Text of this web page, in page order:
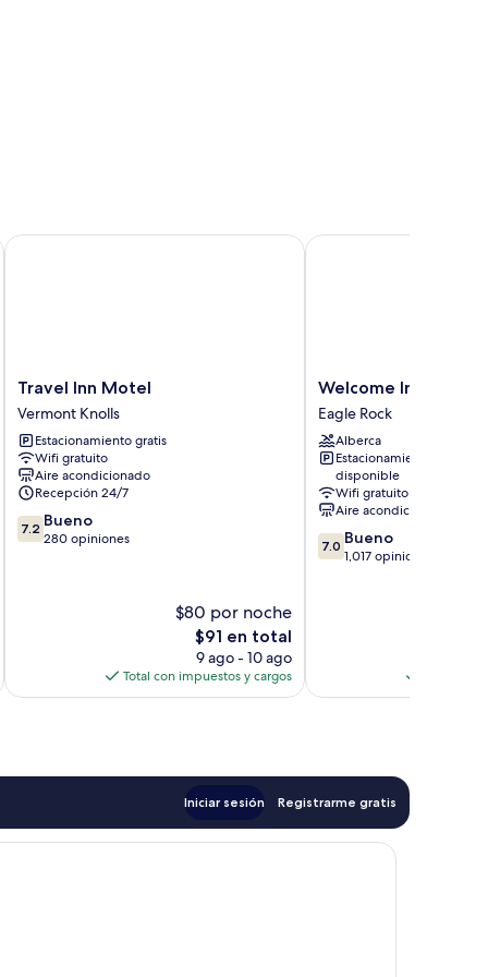
Travel
Inn
Motel
Vermont
Knolls
Travel Inn Motel
Vermont Knolls
Estacionamiento gratis
Wifi gratuito
Aire acondicionado
Recepción 24/7
7.2
de
7.2 Bueno
280 opiniones
$80 por noche
El
precio
actual
es
$91 en total
9 ago - 10 ago
Total con impuestos y cargos
Travel Inn Motel
Welcome
Inn
on
Colorado
Blvd
Eagle
Rock
Welcome Inn on
Eagle Rock
Alberca
Estacionamiento
disponible
Wifi gratuito
Aire acondicionado
7.0
de
7.0 Bueno
1,017 opiniones
Welcome Inn on
Iniciar sesión Registrarme gratis